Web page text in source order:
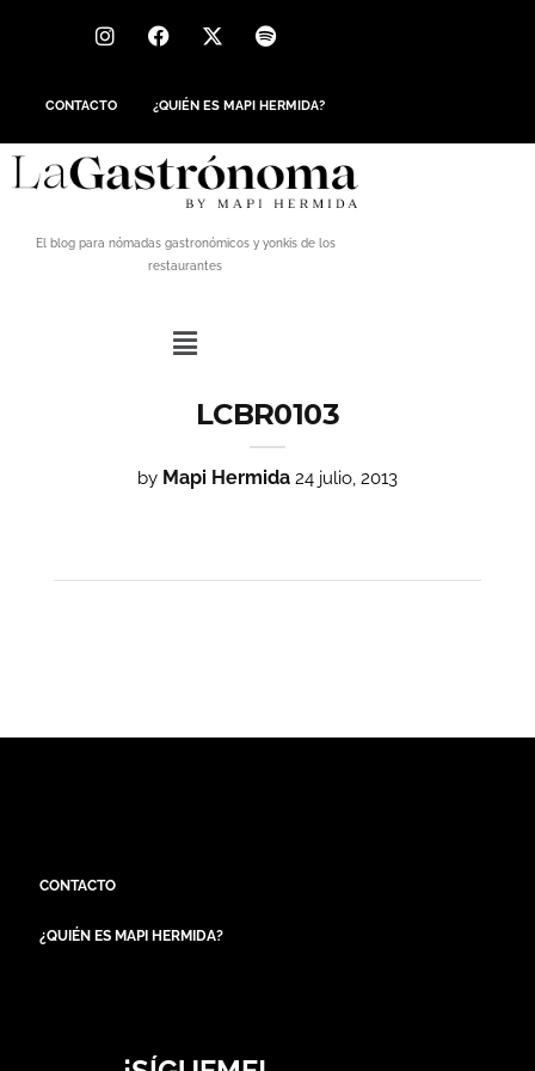
CONTACTO ¿QUIÉN ES MAPI HERMIDA?
El blog para nómadas gastronómicos y yonkis de los
restaurantes
LCBR0103
by Mapi Hermida 24 julio, 2013
CONTACTO
¿QUIÉN ES MAPI HERMIDA?